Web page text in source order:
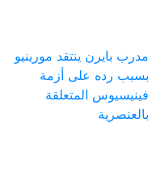
مدرب بايرن ينتقد مورينيو
بسبب رده على أزمة
فينيسيوس المتعلقة
بالعنصرية